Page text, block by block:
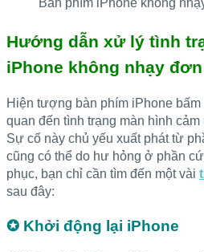
Hướng dẫn xử lý tình
iPhone không nhạy
Hiện tượng bàn phím iPhone
quan đến tình trạng màn hình
Sự cố này chủ yếu xuất phát từ
cũng có thể do hư hỏng ở phần
phục, bạn chỉ cần tìm đến một vài
sau đây:
✪ Khởi động lại iPhone